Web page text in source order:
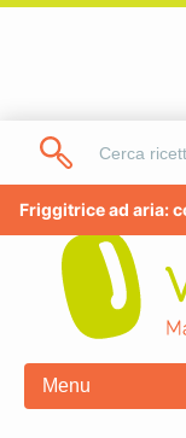
Friggitrice ad aria:
Menu